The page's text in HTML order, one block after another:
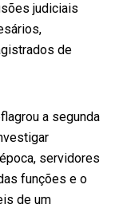
judiciais
de
a segunda
servidores
funções e o
de um